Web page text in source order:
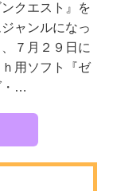
クエスト』を
ャンルになっ
７月２９日に
用ソフト『ゼ
・…